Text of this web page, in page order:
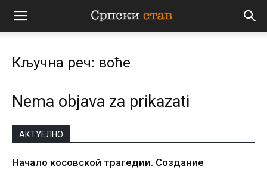
Српски
ставКључна реч: воће
Nema objava za prikazati
АКТУЕЛНО
Начало косовской трагедии. Создание